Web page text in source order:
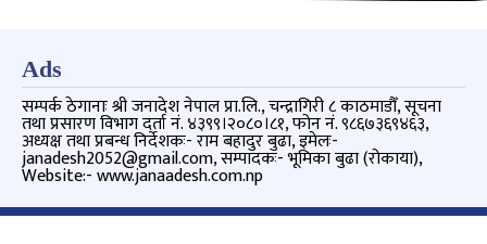
Ads
सम्पर्क ठेगानाः श्री जनादेश नेपाल प्रा.लि., चन्द्रागिरी ८ काठमाडौँ, सूचना
तथा प्रसारण विभाग दर्ता नं. ४३९९।२०८०।८१, फोन नं. ९८६७३६९४६३,
अध्यक्ष तथा प्रबन्ध निर्देशकः- राम बहादुर बुढा, इमेलः-
janadesh2052@gmail.com, सम्पादकः- भूमिका बुढा (रोकाया),
Website:- www.janaadesh.com.np